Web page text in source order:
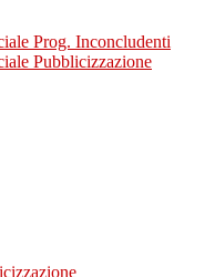
Prog. Inconcludenti
Pubblicizzazione